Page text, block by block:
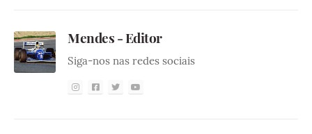
Mendes - Editor
Siga-nos nas redes sociais